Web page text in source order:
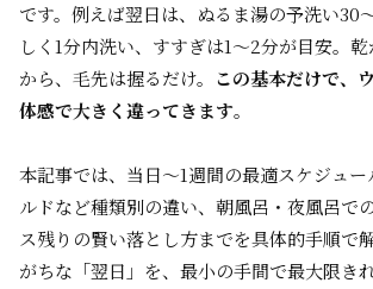
です。例えば翌日は、ぬるま湯の予洗い30
しく1分内洗い、すすぎは1～2分が目安。
から、毛先は握るだけ。 この基本だけで、
体感で大きく違ってきます。
本記事では、当日～1週間の最適スケジュ
ルドなど種類別の違い、朝風呂・夜風呂で
ス残りの賢い落とし方までを具体的手順で
がちな「翌日」を、最小の手間で最大限き